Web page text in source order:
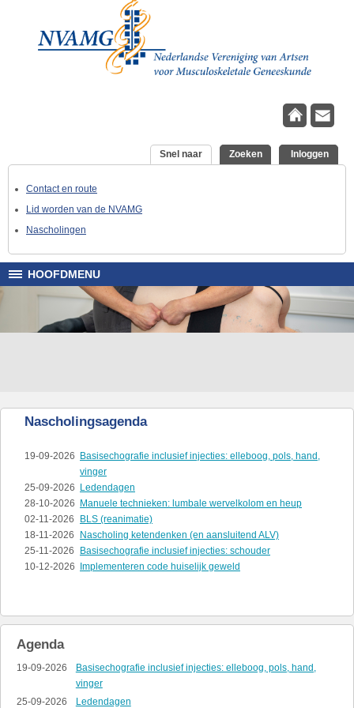
Overslaan en naar de inhoud gaan
Snel naar (actieve tabblad)
Zoeken Inloggen
Contact en route
Lid worden van de NVAMG
Nascholingen
HOOFDMENU
Nascholingsagenda
19-09-2026
Basisechografie inclusief injecties: elleboog, pols, hand,
vinger
25-09-2026
Ledendagen
28-10-2026
Manuele technieken: lumbale wervelkolom en heup
02-11-2026
BLS (reanimatie)
18-11-2026
Nascholing ketendenken (en aansluitend ALV)
25-11-2026
Basisechografie inclusief injecties: schouder
10-12-2026
Implementeren code huiselijk geweld
Agenda
19-09-2026
Basisechografie inclusief injecties: elleboog, pols, hand,
vinger
25-09-2026
Ledendagen